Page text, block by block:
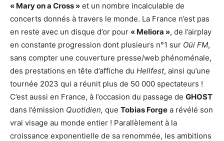
« Mary on a Cross » et un nombre incalculable de
concerts donnés à travers le monde. La France n’est pas
en reste avec un disque d’or pour « Meliora », de l’airplay
en constante progression dont plusieurs n°1 sur Oüi FM,
sans compter une couverture presse/web phénoménale,
des prestations en tête d’affiche du Hellfest, ainsi qu’une
tournée 2023 qui a réunit plus de 50 000 spectateurs !
C’est aussi en France, à l’occasion du passage de GHOST
dans l’émission Quotidien, que Tobias Forge a révélé son
vrai visage au monde entier ! Parallèlement à la
croissance exponentielle de sa renommée, les ambitions